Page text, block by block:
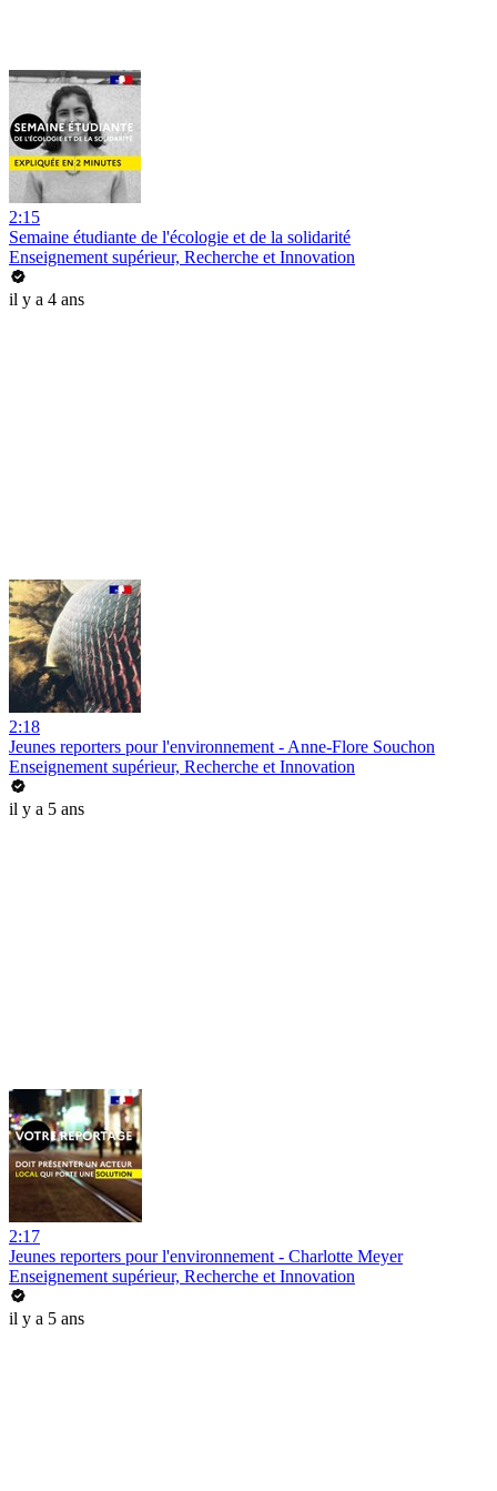
2:15
Semaine étudiante de l'écologie et de la solidarité
Enseignement supérieur, Recherche et Innovation
il y a 4 ans
2:18
Jeunes reporters pour l'environnement - Anne-Flore Souchon
Enseignement supérieur, Recherche et Innovation
il y a 5 ans
2:17
Jeunes reporters pour l'environnement - Charlotte Meyer
Enseignement supérieur, Recherche et Innovation
il y a 5 ans